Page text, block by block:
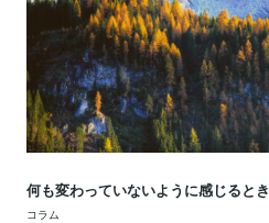
何も変わっていないように感じるとき
コラム